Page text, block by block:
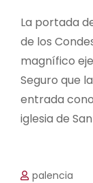
La portada
de los
magnífico
Seguro que
entrada
iglesia de
palencia